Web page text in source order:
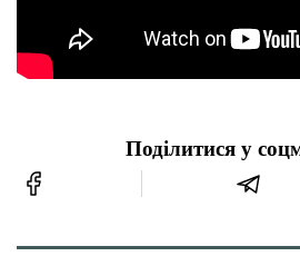
Поділитися у